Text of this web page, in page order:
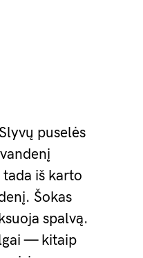
puselės
iš karto
Šokas
spalvą.
— kitaip